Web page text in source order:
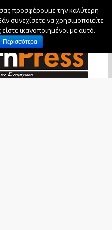
2026
προσφέρουμε την καλύτερη
συνεχίσετε να χρησιμοποιείτε
ικανοποιημένοι με αυτό.
Περισσότερα